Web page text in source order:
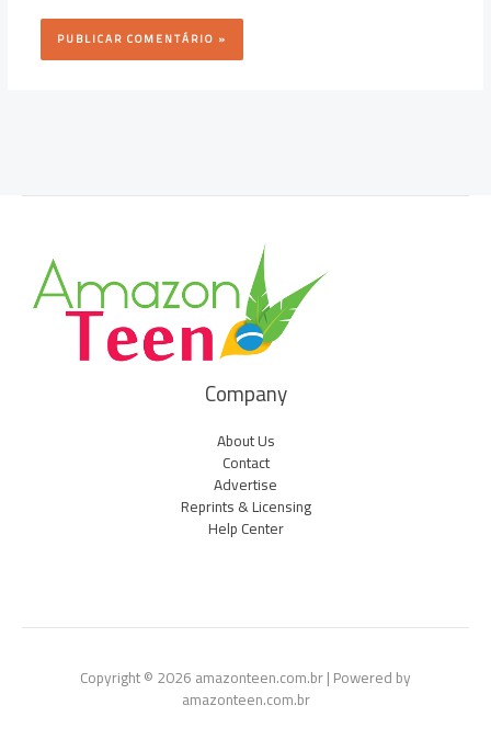
Company
About Us
Contact
Advertise
Reprints & Licensing
Help Center
Copyright © 2026 amazonteen.com.br | Powered by
amazonteen.com.br